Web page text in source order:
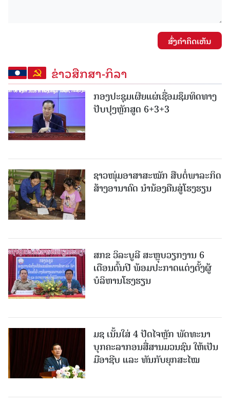
ສົ່ງຄໍາຄິດເຫັນ
ຂ່າວສືກສາ-ກິລາ
ກອງປະຊຸມເຜີຍແຜ່ເຊື່ອມຊຶມທິດທາງ
ປັບປຸງຫຼັກສູດ 6+3+3
ຊາວໜຸ່ມອາສາສະໝັກ ສືບຕໍ່ພາລະກິດ
ສ້າງອານາຄົດ ນໍານ້ອງຄືນສູ່ໂຮງຮຽນ
ສກຂ ວິລະບູລີ ສະຫຼຸບວຽກງານ 6
ເດືອນຕົ້ນປີ ພ້ອມປະກາດແຕ່ງຕັ້ງຜູ້
ບໍລິຫານໂຮງຮຽນ
ມຊ ເນັ້ນໃສ່ 4 ປັດໄຈຫຼັກ ພັດທະນາ
ບຸກຄະລາກອນສື່ສານມວນຊົນ ໃຫ້ເປັນ
ມືອາຊີບ ແລະ ທັນກັບຍຸກສະໄໝ